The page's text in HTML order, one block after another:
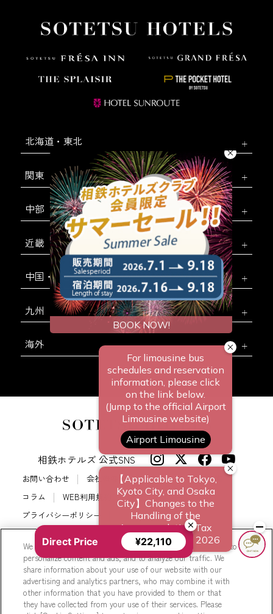
北海道・東北
関東
中部
近畿
中国・四国
九州
海外
相鉄ホテルズ 公式SNS
お問い合わせ 会社概要
新規ホテル開発のご提案
コラム
WEB利用規約
サイトポリシー
プライバシーポリシー
カスタマーハラスメントに対する基本方針
サイトマップ
相鉄ホテルズ パートナーホテル加盟募集のご案内
採用情報
Cookie Settings
We use cookies to improve your experience on our website, to
personalize content and ads, and to analyze our traffic. We
share information about your use of our website with our
advertising and analytics partners, who may combine it with
other information that you have provided to them or that
they have collected from your use of their services. Please
Direct Price ¥22,110